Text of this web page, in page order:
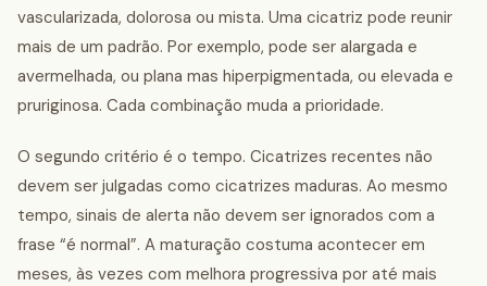
vascularizada, dolorosa ou mista. Uma cicatriz pode reunir
mais de um padrão. Por exemplo, pode ser alargada e
avermelhada, ou plana mas hiperpigmentada, ou elevada e
pruriginosa. Cada combinação muda a prioridade.
O segundo critério é o tempo. Cicatrizes recentes não
devem ser julgadas como cicatrizes maduras. Ao mesmo
tempo, sinais de alerta não devem ser ignorados com a
frase “é normal”. A maturação costuma acontecer em
meses, às vezes com melhora progressiva por até mais